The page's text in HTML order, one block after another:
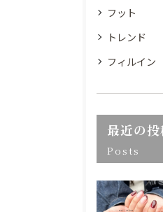
フット
トレンド
フィルイン
最近の投
Posts